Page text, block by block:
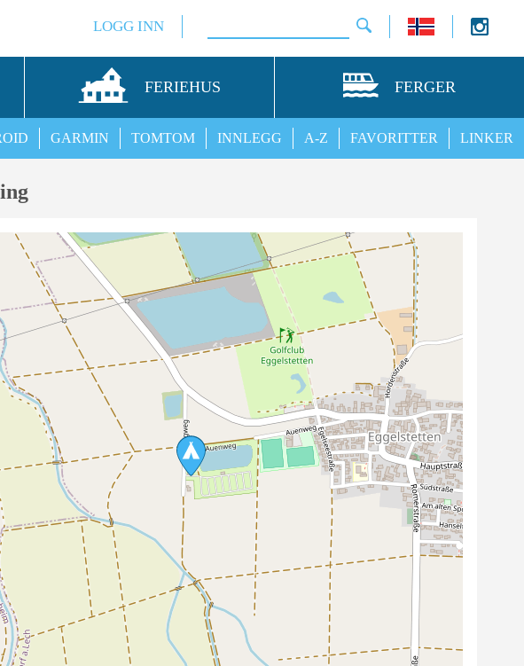
LOGG INN
FERIEHUS FERGER
LINKER
FAVORITTER
A-Z
INNLEGG
TOMTOM
GARMIN